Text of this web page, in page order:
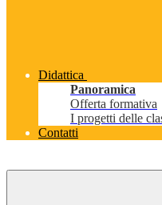
Didattica
Panoramica
Offerta formativa
I progetti delle
Contatti